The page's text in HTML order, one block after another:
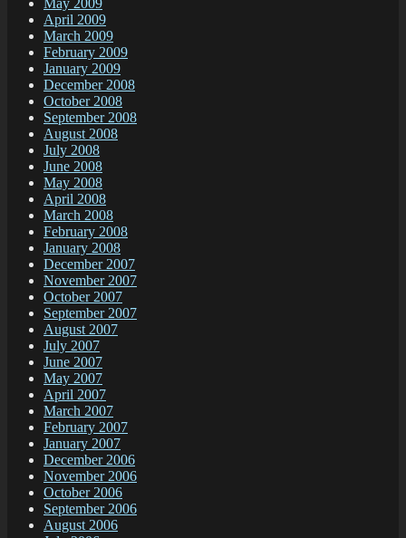
May 2009
April 2009
March 2009
February 2009
January 2009
December 2008
October 2008
September 2008
August 2008
July 2008
June 2008
May 2008
April 2008
March 2008
February 2008
January 2008
December 2007
November 2007
October 2007
September 2007
August 2007
July 2007
June 2007
May 2007
April 2007
March 2007
February 2007
January 2007
December 2006
November 2006
October 2006
September 2006
August 2006